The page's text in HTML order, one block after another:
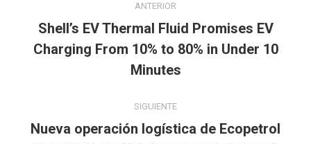
entre
publicaciones
ANTERIOR
Publicación
anterior:
Shell’s EV Thermal Fluid Promises EV
Charging From 10% to 80% in Under 10
Minutes
SIGUIENTE
Nueva operación logística de Ecopetrol